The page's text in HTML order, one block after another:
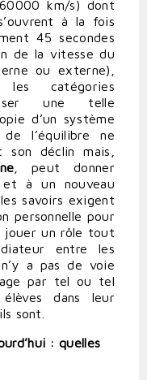
km/s) dont
à la fois
45 secondes
de la vitesse du
ou externe),
catégories
une telle
d’un système
l’équilibre ne
son déclin mais,
, peut donner
et à un nouveau
savoirs exigent
personnelle pour
jouer un rôle tout
entre les
a pas de voie
par tel ou tel
dans leur
sont.
: quelles